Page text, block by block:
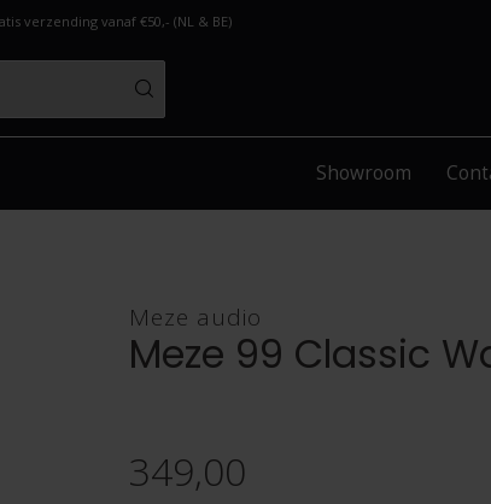
verzending vanaf €50,- (NL & BE)
Showroom
Meze audio
Meze 99 Classic
349,00